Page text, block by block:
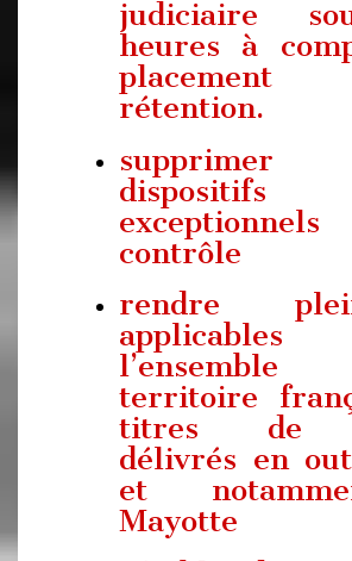
judiciaire
heures à
rétention.
dispositifs
contrôle
rendre
territoire
titres de
délivrés en
et
Mayotte